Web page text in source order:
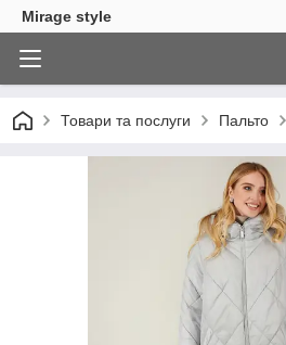
Mirage style
Товари та послуги Пальто